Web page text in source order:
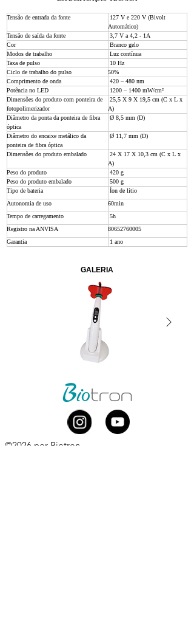
Tensão de entrada da fonte
127 V e 220 V (Bivolt
Automático)
Tensão de saída da fonte
3,7 V a 4,2 - 1A
Cor
Branco gelo
Modos de trabalho
Luz contínua
Taxa de pulso
10 Hz
Ciclo de trabalho do pulso
50%
Comprimento de onda
420 – 480 nm
Potência no LED
1200 – 1400 mW/cm²
Dimensões do produto com ponteira de
fotopolimerizador
25,5 X 9 X 19,5 cm (C x L x
A)
Diâmetro da ponta da ponteira de fibra
óptica
Ø 8,5 mm (D)
Diâmetro do encaixe metálico da
ponteira de fibra óptica
Ø 11,7 mm (D)
Dimensões do produto embalado
24 X 17 X 10,3 cm (C x L x
A)
Peso do produto
420 g
Peso do produto embalado
500 g
Tipo de bateria
Íon de lítio
Autonomia de uso
60min
Tempo de carregamento
5h
Registro na ANVISA
80652760005
Garantia
1 ano
GALERIA
©2026 por Biotron